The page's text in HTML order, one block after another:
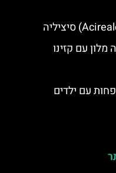
מלון עם קזינו
עם ילדים